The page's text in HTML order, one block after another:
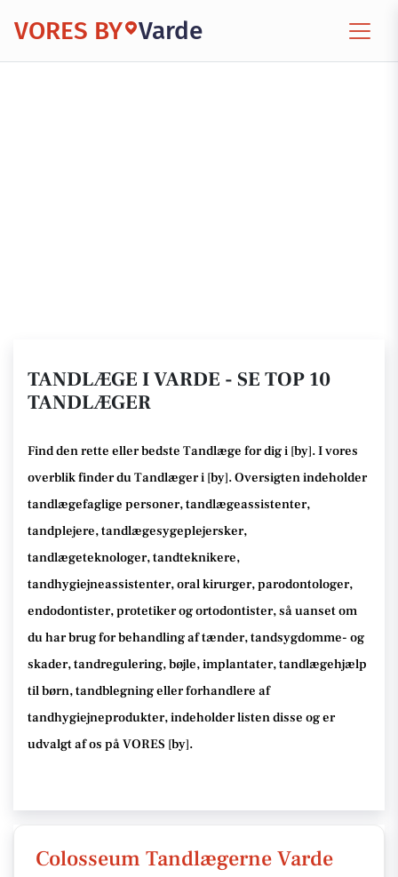
VORES BY Varde
TANDLÆGE I VARDE - SE TOP 10
TANDLÆGER
Find den rette eller bedste Tandlæge for dig i [by]. I vores
overblik finder du Tandlæger i [by].Oversigten indeholder
tandlægefaglige personer, tandlægeassistenter,
tandplejere, tandlægesygeplejersker,
tandlægeteknologer, tandteknikere,
tandhygiejneassistenter, oral kirurger, parodontologer,
endodontister, protetiker og ortodontister, såuanset om
du har brug for behandling af tænder, tandsygdomme- og
skader, tandregulering, bøjle, implantater, tandlægehjælp
til børn, tandblegning eller forhandlere af
tandhygiejneprodukter, indeholder listen disse og er
udvalgt af os på VORES [by].
Colosseum Tandlægerne Varde